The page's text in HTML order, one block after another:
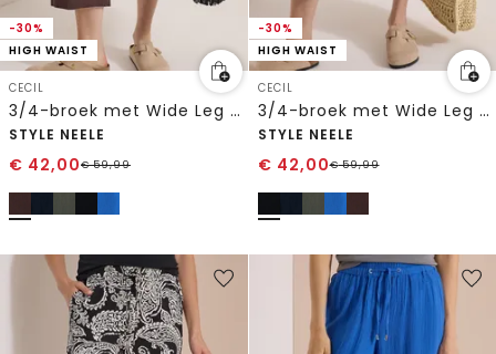
-30%
HIGH WAIST
CECIL
3/4-broek met Wide Leg pijpen van mousseline
STYLE NEELE
€ 42,00€59,99
-30%
HIGH WAIST
CECIL
3/4-broek met Wide Leg pijpen van mousseline
STYLE NEELE
€ 42,00€59,99